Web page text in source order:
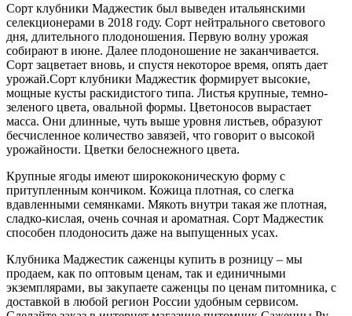
Сорт клубники Маджестик был выведен итальянскими
селекционерами в 2018 году. Сорт нейтрального светового
дня, длительного плодоношения. Первую волну урожая
собирают в июне. Далее плодоношение не заканчивается.
Сорт зацветает вновь, и спустя некоторое время, опять дает
урожай.Сорт клубники Маджестик формирует высокие,
мощные кусты раскидистого типа. Листья крупные, темно-
зеленого цвета, овальной формы. Цветоносов вырастает
масса. Они длинные, чуть выше уровня листьев, образуют
бесчисленное количество завязей, что говорит о высокой
урожайности. Цветки белоснежного цвета.
Крупные ягоды имеют ширококоническую форму с
притупленным кончиком. Кожица плотная, со слегка
вдавленными семянками. Мякоть внутри такая же плотная,
сладко-кислая, очень сочная и ароматная. Сорт Маджестик
способен плодоносить даже на выпущенных усах.
Клубника Маджестик саженцы купить в розницу – мы
продаем, как по оптовым ценам, так и единичными
экземплярами, вы закупаете саженцы по ценам питомника, с
доставкой в любой регион России удобным сервисом.